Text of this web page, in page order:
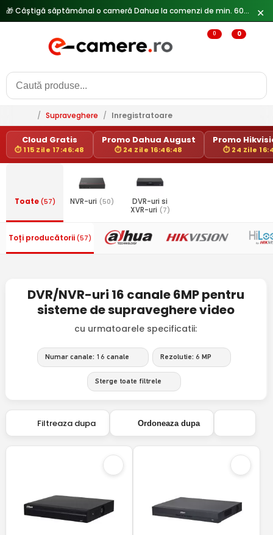
✕
0 0
/ Supraveghere / Inregistratoare
Cloud Gratis
⏱ 115 Zile 17:46:48
Promo Dahua August
⏱ 24 Zile 16:46:48
Promo
⏱ 24 Zile
Toate(57) NVR-uri (50)
DVR-uri si
XVR-uri (7)
Toți producătorii (57)
DVR/NVR-uri 16 canale 6MP pentru
sisteme de supraveghere video
cu urmatoarele specificatii:
Numar canale: 16 canale Rezolutie: 6 MP
Sterge toate filtrele
Filtreaza dupa Ordoneaza dupa